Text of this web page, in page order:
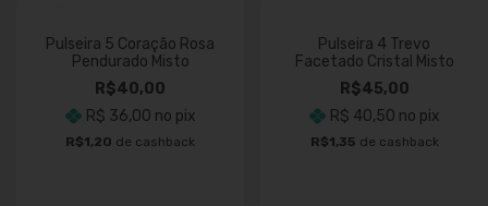
Pulseira 5 Coração Rosa
Pendurado Misto
R$40,00
R$ 36,00 no pix
R$1,20 de cashback
Pulseira 4 Trevo
Facetado Cristal Misto
R$45,00
R$ 40,50 no pix
R$1,35 de cashback